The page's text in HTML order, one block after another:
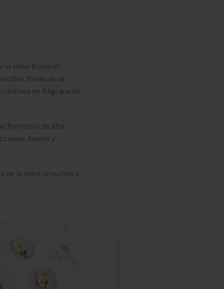
la selva tropical.
flores de la
motivos en filigrana de
Porcelain de alta
Anmut y
de la selva amazónica